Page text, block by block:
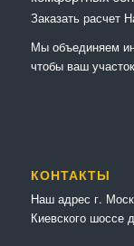
Заказать расчет
Мы объединяем
чтобы ваш
КОНТАКТЫ
Наш адрес г.
Киевского шоссе